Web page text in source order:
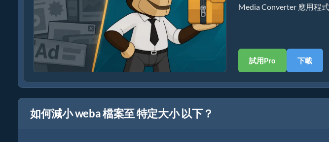
Media Converter 應用程式
試用Pro 下載
如何減小 weba 檔案至 特定大小 以下？